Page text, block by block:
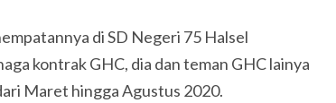
di SD Negeri 75 Halsel
kontrak GHC, dia dan teman GHC lainya
Maret hingga Agustus 2020.